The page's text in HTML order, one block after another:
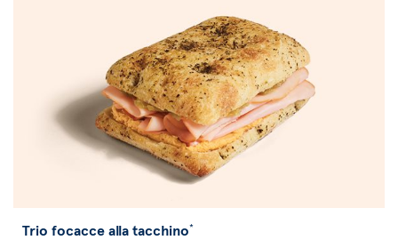
Trio focacce alla tacchino*